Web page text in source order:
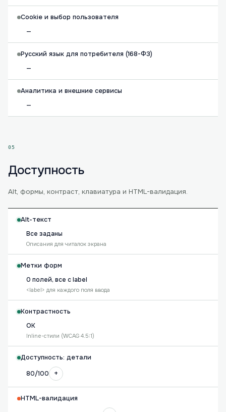
Cookie и выбор пользователя
—
Русский язык для потребителя (168-ФЗ)
—
Аналитика и внешние сервисы
—
05
Доступность
Alt, формы, контраст, клавиатура и HTML-валидация.
Alt-текст
Все заданы
Описания для читалок экрана
Метки форм
0 полей, все с label
<label> для каждого поля ввода
Контрастность
OK
Inline-стили (WCAG 4.5:1)
Доступность: детали
80/100
+
HTML-валидация